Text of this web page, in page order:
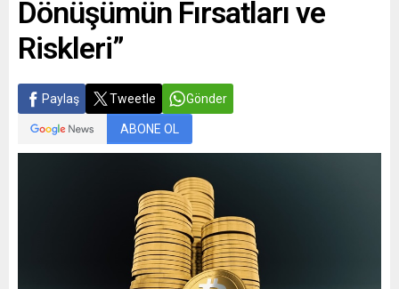
Dönüşümün Fırsatları ve
Riskleri”
Paylaş Tweetle Gönder
ABONE OL